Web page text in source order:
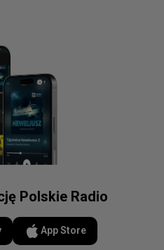
Polskie Radio
App Store